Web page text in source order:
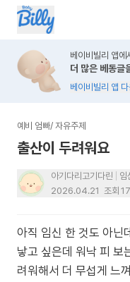
베이비빌리 앱에
더 많은 베동글
베이비빌리 앱 다
예비 엄빠/ 자유주제
출산이 두려워요
아기다리고기다린
임
2026.04.21 조회
아직 임신 한 것도 아닌
낳고 싶은데 워낙 피 보
려워해서 더 무섭게 느